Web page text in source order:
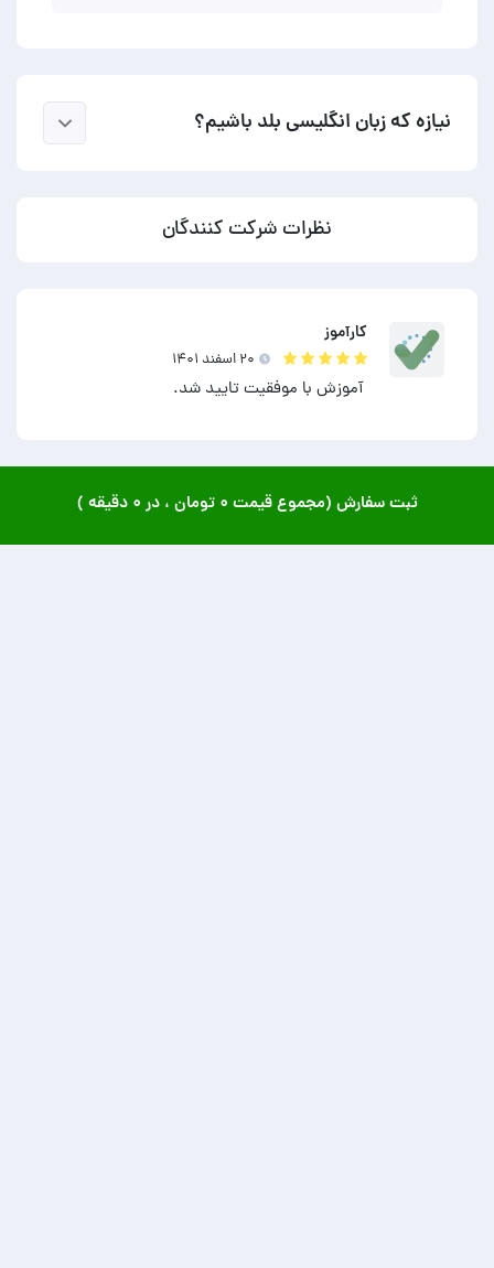
نیازه که زبان انگلیسی بلد باشیم؟
نظرات شرکت کنندگان
کارآموز
۲۰ اسفند ۱۴۰۱
آموزش با موفقیت تایید شد.
ثبت سفارش (مجموع قیمت ۰ تومان ، در ۰ دقیقه )